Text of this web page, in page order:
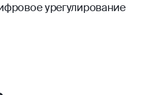
урегулирование